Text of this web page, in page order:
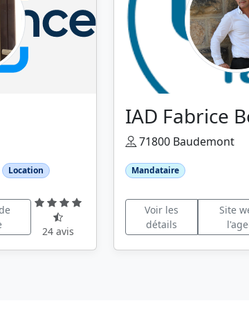
Location
24 avis
IAD Fabrice
71800 Baudemont
Mandataire
Voir les
détails
Site